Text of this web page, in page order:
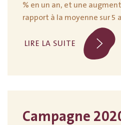
% en un an, et une
rapport à la moyenne sur 5
LIRE LA SUITE
Campagne